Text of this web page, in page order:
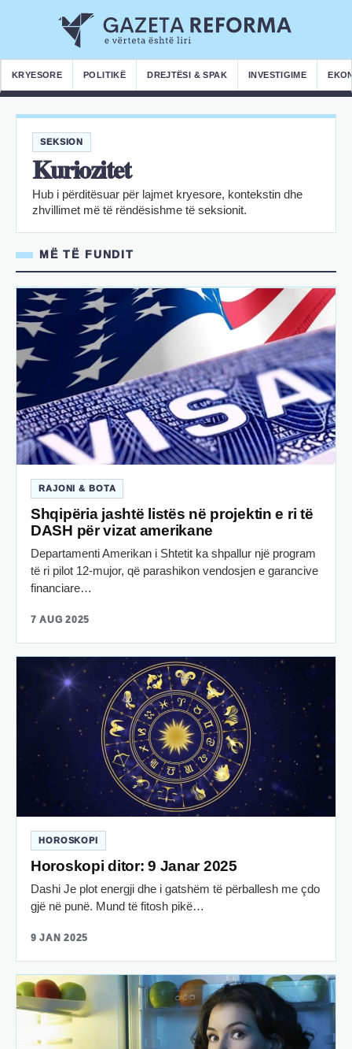
KRYESORE POLITIKË DREJTËSI & SPAK INVESTIGIME
SEKSION
Kuriozitet
Hub i përditësuar për lajmet kryesore, kontekstin dhe
zhvillimet më të rëndësishme të seksionit.
MË TË FUNDIT
RAJONI & BOTA
Shqipëria jashtë listës në projektin e ri të
DASH për vizat amerikane
Departamenti Amerikan i Shtetit ka shpallur një program
të ri pilot 12-mujor, që parashikon vendosjen e garancive
financiare…
7 AUG 2025
HOROSKOPI
Horoskopi ditor: 9 Janar 2025
Dashi Je plot energji dhe i gatshëm të përballesh me çdo
gjë në punë. Mund të fitosh pikë…
9 JAN 2025